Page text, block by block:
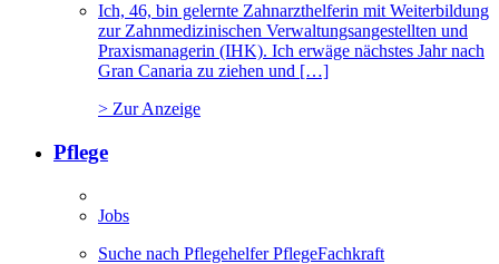
Ich, 46, bin gelernte Zahnarzthelferin mit Weiterbildung
zur Zahnmedizinischen Verwaltungsangestellten und
Praxismanagerin (IHK). Ich erwäge nächstes Jahr nach
Gran Canaria zu ziehen und […]
> Zur Anzeige
Pflege
Jobs
Suche nach Pflegehelfer PflegeFachkraft